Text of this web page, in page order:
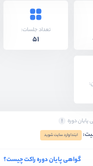
تعداد جلسات:
51
پایان دوره
ابتدا وارد سایت شوید
گواهی پایان دوره راکت چیست؟